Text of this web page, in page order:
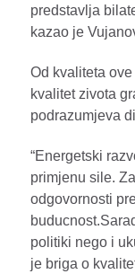
predstavlja
kazao je
Od kvaliteta
kvalitet zivota
podrazumjeva
“Energetski
primjenu sile.
odgovornosti
politiki nego i
je briga o